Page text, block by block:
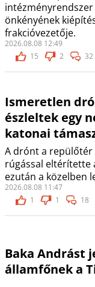
önkényének
frakcióvezetője.
2026.08.08 12:49
15
2 32
Ismeretlen
észleltek egy
katonai
A drónt a repülőtér
rúgással eltérítette
ezután a közelben
2026.08.08 11:47
1
1 18
Baka Andrást
államfőnek a